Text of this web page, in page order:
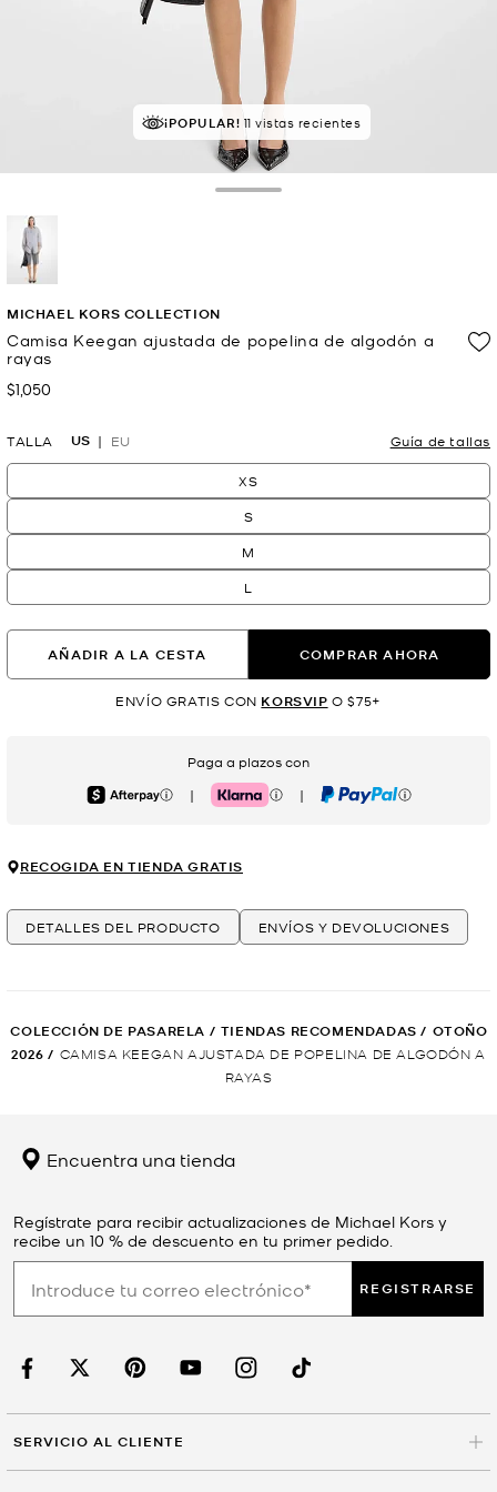
¡POPULAR! 11 vistas recientes
MICHAEL KORS COLLECTION
Camisa Keegan ajustada de popelina de algodón a
rayas
Ahora
$1,050
TALLA US EU Guía de tallas
XS
S
M
L
AÑADIR A LA CESTA COMPRAR AHORA
ENVÍO GRATIS CON KORSVIP O $75+
Paga a plazos con
Afterpay | Klarna | PayPal
RECOGIDA EN TIENDA GRATIS
DETALLES DEL PRODUCTO ENVÍOS Y DEVOLUCIONES
COLECCIÓN DE PASARELA / TIENDAS RECOMENDADAS / OTOÑO
2026 / CAMISA KEEGAN AJUSTADA DE POPELINA DE ALGODÓN A
RAYAS
Encuentra una tienda
Regístrate para recibir actualizaciones de Michael Kors y
recibe un 10 % de descuento en tu primer pedido.
REGISTRARSE
SERVICIO AL CLIENTE